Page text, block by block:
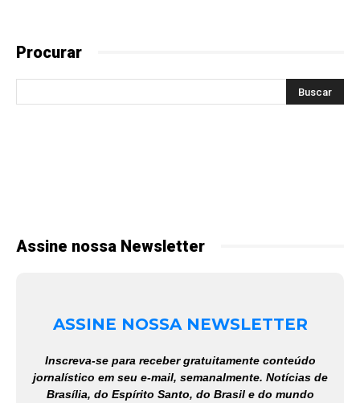
Procurar
Assine nossa Newsletter
ASSINE NOSSA NEWSLETTER
Inscreva-se para receber gratuitamente conteúdo
jornalístico em seu e-mail, semanalmente. Notícias de
Brasília, do Espírito Santo, do Brasil e do mundo